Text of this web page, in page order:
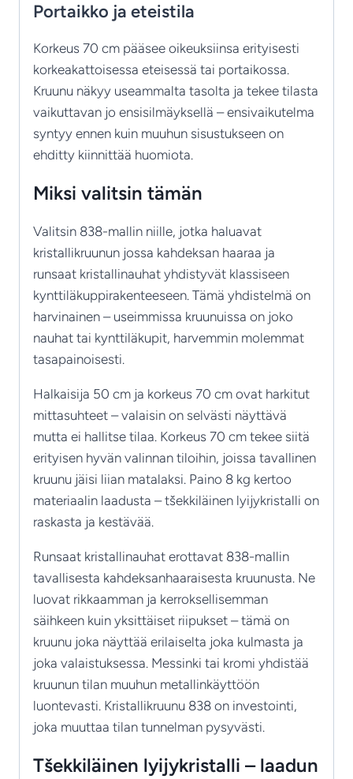
Portaikko ja eteistila
Korkeus 70 cm pääsee oikeuksiinsa erityisesti
korkeakattoisessa eteisessä tai portaikossa.
Kruunu näkyy useammalta tasolta ja tekee tilasta
vaikuttavan jo ensisilmäyksellä – ensivaikutelma
syntyy ennen kuin muuhun sisustukseen on
ehditty kiinnittää huomiota.
Miksi valitsin tämän
Valitsin 838-mallin niille, jotka haluavat
kristallikruunun jossa kahdeksan haaraa ja
runsaat kristallinauhat yhdistyvät klassiseen
kynttiläkuppirakenteeseen. Tämä yhdistelmä on
harvinainen – useimmissa kruunuissa on joko
nauhat tai kynttiläkupit, harvemmin molemmat
tasapainoisesti.
Halkaisija 50 cm ja korkeus 70 cm ovat harkitut
mittasuhteet – valaisin on selvästi näyttävä
mutta ei hallitse tilaa. Korkeus 70 cm tekee siitä
erityisen hyvän valinnan tiloihin, joissa tavallinen
kruunu jäisi liian matalaksi. Paino 8 kg kertoo
materiaalin laadusta – tšekkiläinen lyijykristalli on
raskasta ja kestävää.
Runsaat kristallinauhat erottavat 838-mallin
tavallisesta kahdeksanhaaraisesta kruunusta. Ne
luovat rikkaamman ja kerroksellisemman
säihkeen kuin yksittäiset riipukset – tämä on
kruunu joka näyttää erilaiselta joka kulmasta ja
joka valaistuksessa. Messinki tai kromi yhdistää
kruunun tilan muuhun metallinkäyttöön
luontevasti. Kristallikruunu 838 on investointi,
joka muuttaa tilan tunnelman pysyvästi.
Tšekkiläinen lyijykristalli – laadun